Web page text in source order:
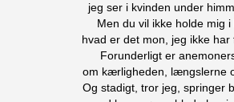
jeg ser i kvinden under
Men du vil ikke holde mig i
hvad er det mon, jeg ikke har
Forunderligt er
om kærligheden, længslerne
Og stadigt, tror jeg, springer